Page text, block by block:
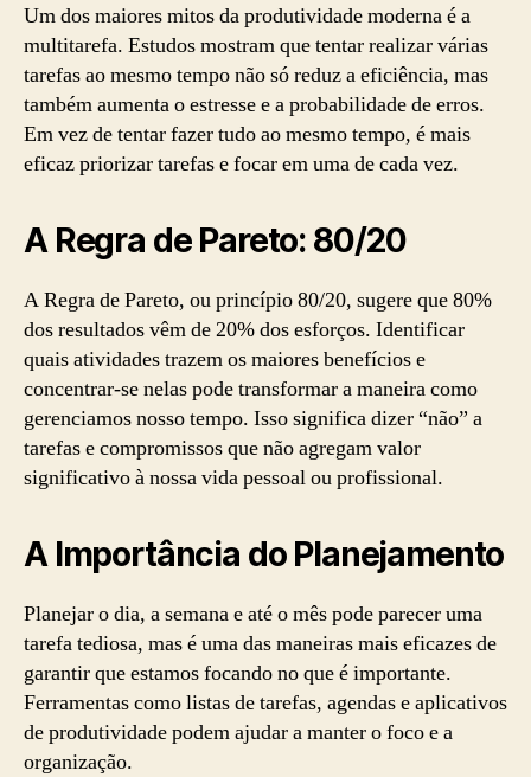
Um dos maiores mitos da produtividade moderna é a
multitarefa. Estudos mostram que tentar realizar várias
tarefas ao mesmo tempo não só reduz a eficiência, mas
também aumenta o estresse e a probabilidade de erros.
Em vez de tentar fazer tudo ao mesmo tempo, é mais
eficaz priorizar tarefas e focar em uma de cada vez.
A Regra de Pareto: 80/20
A Regra de Pareto, ou princípio 80/20, sugere que 80%
dos resultados vêm de 20% dos esforços. Identificar
quais atividades trazem os maiores benefícios e
concentrar-se nelas pode transformar a maneira como
gerenciamos nosso tempo. Isso significa dizer “não” a
tarefas e compromissos que não agregam valor
significativo à nossa vida pessoal ou profissional.
A Importância do Planejamento
Planejar o dia, a semana e até o mês pode parecer uma
tarefa tediosa, mas é uma das maneiras mais eficazes de
garantir que estamos focando no que é importante.
Ferramentas como listas de tarefas, agendas e aplicativos
de produtividade podem ajudar a manter o foco e a
organização.